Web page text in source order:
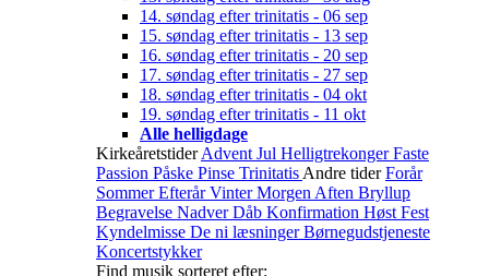
14. søndag efter trinitatis - 06 sep
15. søndag efter trinitatis - 13 sep
16. søndag efter trinitatis - 20 sep
17. søndag efter trinitatis - 27 sep
18. søndag efter trinitatis - 04 okt
19. søndag efter trinitatis - 11 okt
Alle helligdage
Kirkeåretstider Advent Jul HelligtrekongerFaste
Passion Påske Pinse Trinitatis Andre tider Forår
SommerEfterårVinterMorgen Aften Bryllup
Begravelse NadverDåb Konfirmation Høst Fest
Kyndelmisse De ni læsningerBørnegudstjeneste
Koncertstykker
Find musik sorteret efter: